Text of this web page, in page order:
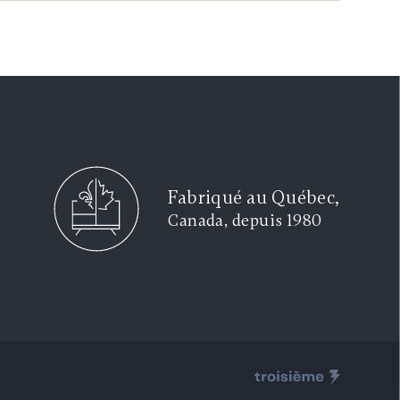
Fabriqué au Québec,
Canada, depuis 1980